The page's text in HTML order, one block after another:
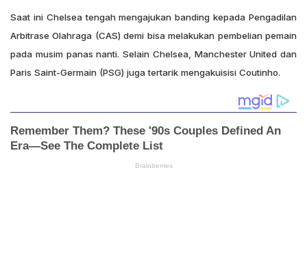
Saat ini Chelsea tengah mengajukan banding kepada Pengadilan
Arbitrase Olahraga (CAS) demi bisa melakukan pembelian pemain
pada musim panas nanti. Selain Chelsea, Manchester United dan
Paris Saint-Germain (PSG) juga tertarik mengakuisisi Coutinho.